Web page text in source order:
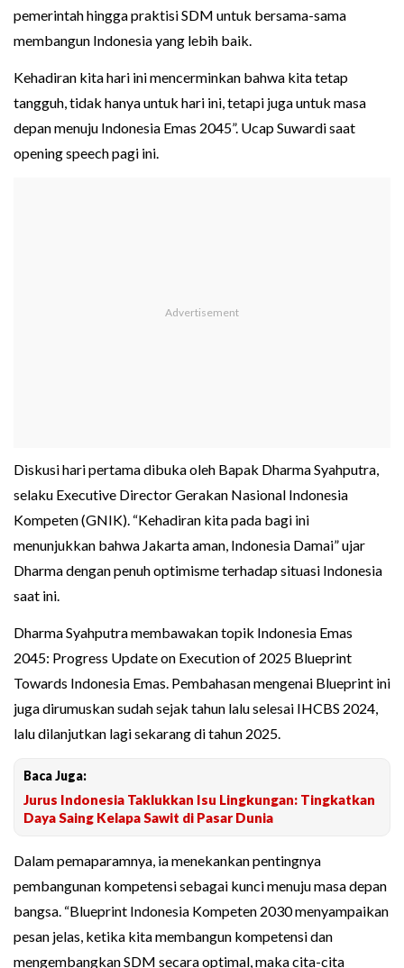
pemerintah hingga praktisi SDM untuk bersama-sama
membangun Indonesia yang lebih baik.
Kehadiran kita hari ini mencerminkan bahwa kita tetap
tangguh, tidak hanya untuk hari ini, tetapi juga untuk masa
depan menuju Indonesia Emas 2045”. Ucap Suwardi saat
opening speech pagi ini.
Diskusi hari pertama dibuka oleh Bapak Dharma Syahputra,
selaku Executive Director Gerakan Nasional Indonesia
Kompeten (GNIK). “Kehadiran kita pada bagi ini
menunjukkan bahwa Jakarta aman, Indonesia Damai” ujar
Dharma dengan penuh optimisme terhadap situasi Indonesia
saat ini.
Dharma Syahputra membawakan topik Indonesia Emas
2045: Progress Update on Execution of 2025 Blueprint
Towards Indonesia Emas. Pembahasan mengenai Blueprint ini
juga dirumuskan sudah sejak tahun lalu selesai IHCBS 2024,
lalu dilanjutkan lagi sekarang di tahun 2025.
Baca Juga:
Jurus Indonesia Taklukkan Isu Lingkungan: Tingkatkan
Daya Saing Kelapa Sawit di Pasar Dunia
Dalam pemaparamnya, ia menekankan pentingnya
pembangunan kompetensi sebagai kunci menuju masa depan
bangsa. “Blueprint Indonesia Kompeten 2030 menyampaikan
pesan jelas, ketika kita membangun kompetensi dan
mengembangkan SDM secara optimal, maka cita-cita